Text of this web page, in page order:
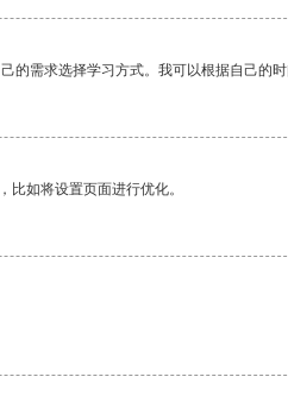
的需求选择学习方式。我可以根据自己的时
如将设置页面进行优化。